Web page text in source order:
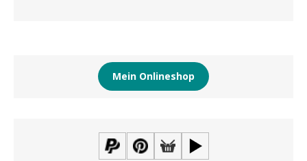
Mein Onlineshop